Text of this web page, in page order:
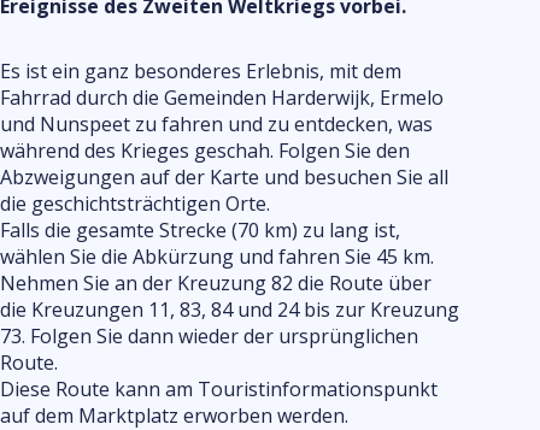
Trage
ein
Ereignisse des Zweiten Weltkriegs vorbei.
Es ist ein ganz besonderes Erlebnis, mit dem
Fahrrad durch die Gemeinden Harderwijk, Ermelo
und Nunspeet zu fahren und zu entdecken, was
während des Krieges geschah. Folgen Sie den
Abzweigungen auf der Karte und besuchen Sie all
die geschichtsträchtigen Orte.
Falls die gesamte Strecke (70 km) zu lang ist,
wählen Sie die Abkürzung und fahren Sie 45 km.
Nehmen Sie an der Kreuzung 82 die Route über
die Kreuzungen 11, 83, 84 und 24 bis zur Kreuzung
73. Folgen Sie dann wieder der ursprünglichen
Route.
Diese Route kann am Touristinformationspunkt
auf dem Marktplatz erworben werden.